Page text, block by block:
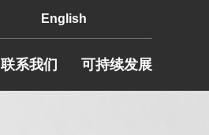
English
联系我们 可持续发展